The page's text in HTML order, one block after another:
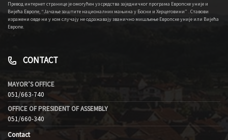
Превод интернет странице је омогућен уз средства заједничког програма Европске уније и
Вијећа Европе, “Јачање заштите националних мањина у Босни и Херцеговини” . Ставови
изражени овде ни у ком случају не одражавају званично мишљење Европске уније или Вијећа
Европе.
CONTACT
MAYOR’S OFFICE
051/663-740
OFFICE OF PRESIDENT OF ASSEMBLY
051/660-340
Contact